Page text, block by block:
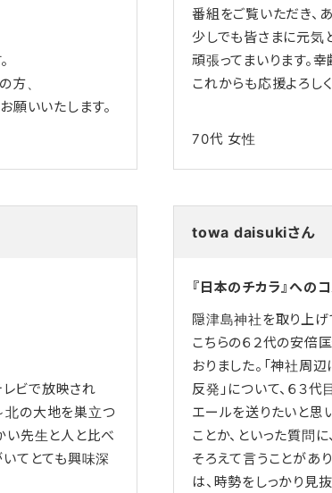
方、
願いいたします。
番組をご覧いただき、
少しでも皆さまに元気
頑張ってまいります。
これからも応援よろし
70代 女性
ビで放映され
の大地を巣立つ
い先生と人と比べ
てとても興味深
towa daisukiさん
『日本のチカラ』への
隠津島神社を取り上げ
こちらの６２代の安倍
おりました。「神社周
反発」について、６３
エールを送りたいと思
ことか、といった質問
そろえて言うことがあ
は、時勢をしっかり見